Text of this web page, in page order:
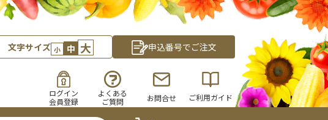
文字サイズ 小 中 大 申込番号でご注文
ログイン
会員登録
よくある
ご質問
お問合せ ご利用ガイド